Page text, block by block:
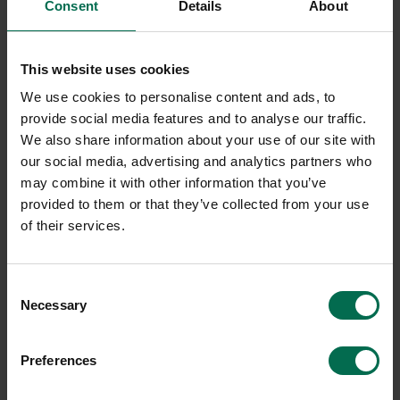
Consent Details About
This website uses cookies
We use cookies to personalise content and ads, to
provide social media features and to analyse our traffic.
We also share information about your use of our site with
our social media, advertising and analytics partners who
may combine it with other information that you’ve
provided to them or that they’ve collected from your use
of their services.
Selection
Necessary
Preferences